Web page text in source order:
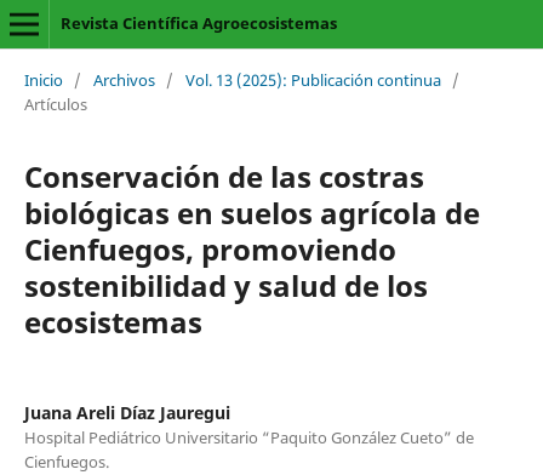
Revista Científica Agroecosistemas
Inicio / Archivos / Vol. 13 (2025): Publicación continua /
Artículos
Conservación de las costras
biológicas en suelos agrícola de
Cienfuegos, promoviendo
sostenibilidad y salud de los
ecosistemas
Juana Areli Díaz Jauregui
Hospital Pediátrico Universitario “Paquito González Cueto” de
Cienfuegos.